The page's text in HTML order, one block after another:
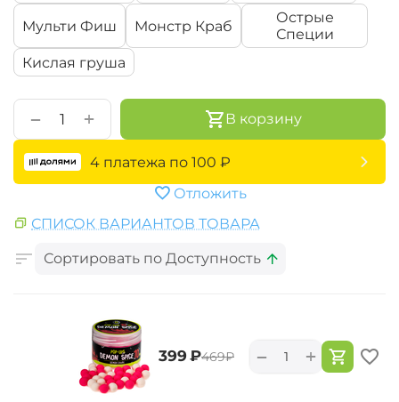
Мульти Фиш Монстр Краб
Острые
Специи
Кислая груша
+
− В корзину
4 платежа по 100 ₽
Отложить
СПИСОК ВАРИАНТОВ ТОВАРА
Сортировать по Доступность
‍399‍ ₽‍469‍₽ +
−